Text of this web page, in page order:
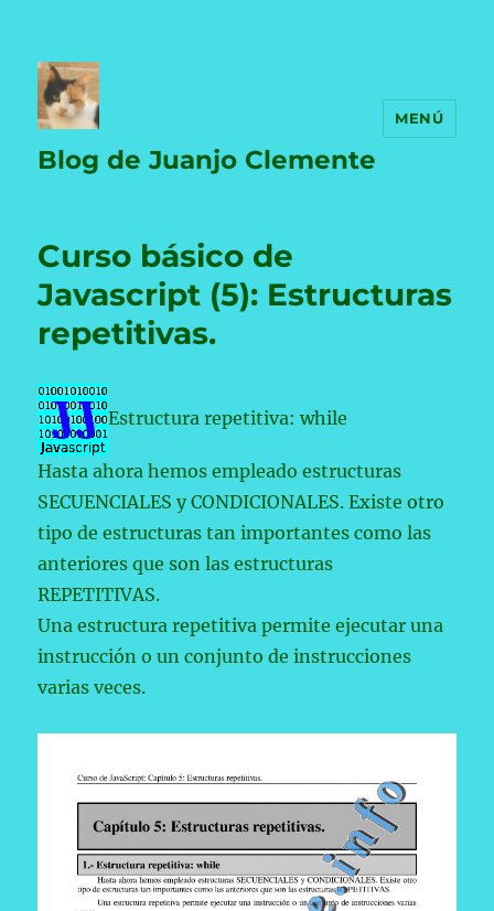
Blog de Juanjo Clemente
MENÚ
Curso básico de
Javascript (5): Estructuras
repetitivas.
Estructura repetitiva: while
Hasta ahora hemos empleado estructuras
SECUENCIALES y CONDICIONALES. Existe otro
tipo de estructuras tan importantes como las
anteriores que son las estructuras
REPETITIVAS.
Una estructura repetitiva permite ejecutar una
instrucción o un conjunto de instrucciones
varias veces.